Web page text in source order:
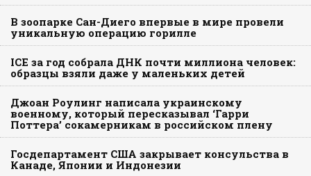
В зоопарке Сан-Диего впервые в мире провели
уникальную операцию горилле
ICE за год собрала ДНК почти миллиона человек:
образцы взяли даже у маленьких детей
Джоан Роулинг написала украинскому
военному, который пересказывал ‘Гарри
Поттера’ сокамерникам в российском плену
Госдепартамент США закрывает консульства в
Канаде, Японии и Индонезии